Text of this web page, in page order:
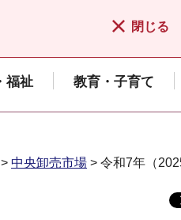
閉じる
福祉 教育・子育て
> 中央卸売市場 > 令和7年（